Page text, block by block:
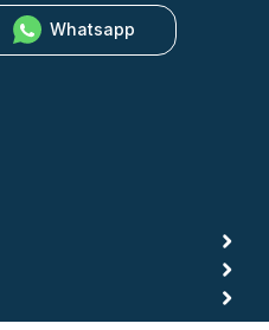
Whatsapp